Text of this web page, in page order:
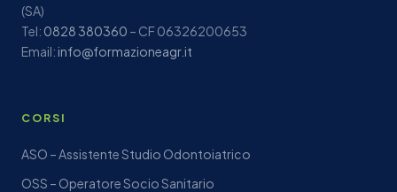
(SA)
Tel: 0828 380360 – CF 06326200653
Email: info@formazioneagr.it
CORSI
ASO – Assistente Studio Odontoiatrico
OSS – Operatore Socio Sanitario